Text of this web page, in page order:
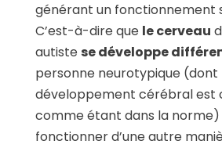
générant un fonctionnement
C’est-à-dire que le cerveau
autiste se développe
personne neurotypique (dont
développement cérébral est
comme étant dans la
fonctionner d’une autre